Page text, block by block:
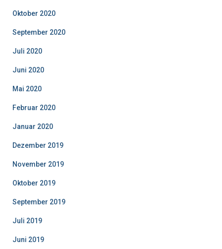
Oktober 2020
September 2020
Juli 2020
Juni 2020
Mai 2020
Februar 2020
Januar 2020
Dezember 2019
November 2019
Oktober 2019
September 2019
Juli 2019
Juni 2019